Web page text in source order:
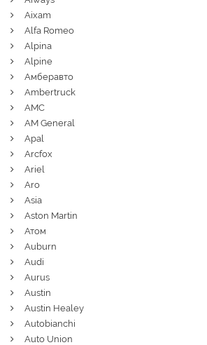
Aixam
Alfa Romeo
Alpina
Alpine
Амберавто
Ambertruck
AMC
AM General
Apal
Arcfox
Ariel
Aro
Asia
Aston Martin
Атом
Auburn
Audi
Aurus
Austin
Austin Healey
Autobianchi
Auto Union